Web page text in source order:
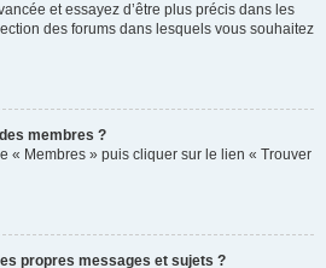
et essayez d’être plus précis dans les
des forums dans lesquels vous souhaitez
membres ?
« Membres » puis cliquer sur le lien « Trouver
propres messages et sujets ?